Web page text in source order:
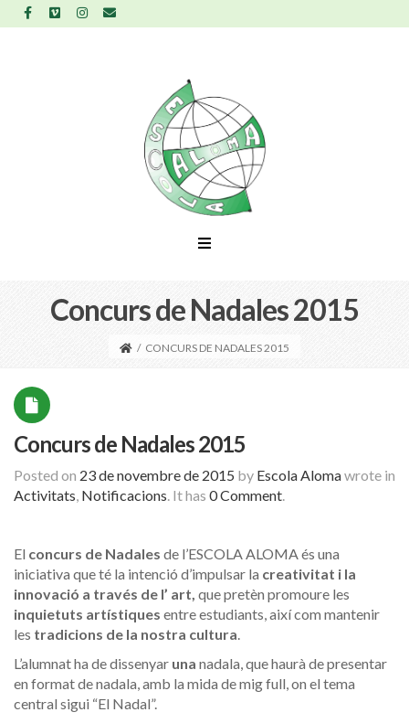
Concurs de Nadales 2015
/ CONCURS DE NADALES 2015
Concurs de Nadales 2015
Posted on 23 de novembre de 2015 by Escola Alomawrote in
Activitats, Notificacions. It has 0 Comment.
El concurs de Nadales de l’ESCOLA ALOMA és una
iniciativa que té la intenció d’impulsar la creativitat i la
innovació a través de l’ art, que pretèn promoure les
inquietuts artístiques entre estudiants, així com mantenir
les tradicions de la nostra cultura.
L’alumnat ha de dissenyar una nadala, que haurà de presentar
en format de nadala, amb la mida de mig full, on el tema
central sigui “El Nadal”.